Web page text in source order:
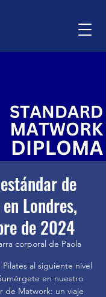
de
Londres,
de 2024
corporal de Paola
Pilates al siguiente nivel
en nuestro
de Matwork: un viaje